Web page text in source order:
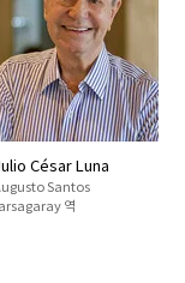
César Luna
Santos
역